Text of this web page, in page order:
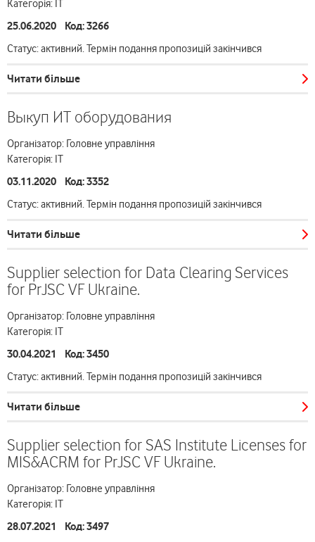
Категорія: ІТ
25.06.2020 Код: 3266
Статус: активний. Термін подання пропозицій закінчився
Читати більше
Выкуп ИТ оборудования
Організатор: Головне управління
Категорія: ІТ
03.11.2020 Код: 3352
Статус: активний. Термін подання пропозицій закінчився
Читати більше
Supplier selection for Data Clearing Services
for PrJSC VF Ukraine.
Організатор: Головне управління
Категорія: ІТ
30.04.2021 Код: 3450
Статус: активний. Термін подання пропозицій закінчився
Читати більше
Supplier selection for SAS Institute Licenses for
MIS&ACRM for PrJSC VF Ukraine.
Організатор: Головне управління
Категорія: ІТ
28.07.2021 Код: 3497